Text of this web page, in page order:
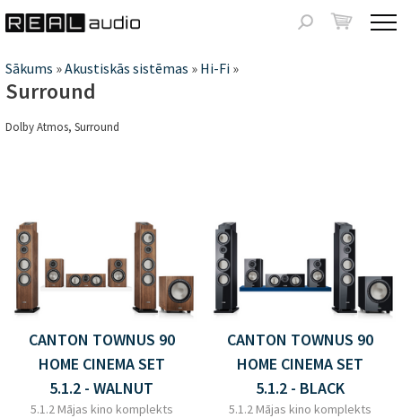
Meklēšanas
Jūs
atrodaties
šeit
Sākums »Akustiskās sistēmas » Hi-Fi »
Surround
Dolby Atmos, Surround
CANTON TOWNUS 90
HOME CINEMA SET
5.1.2 - WALNUT
5.1.2 Mājas kino komplekts
CANTON TOWNUS 90
HOME CINEMA SET
5.1.2 - BLACK
5.1.2 Mājas kino komplekts